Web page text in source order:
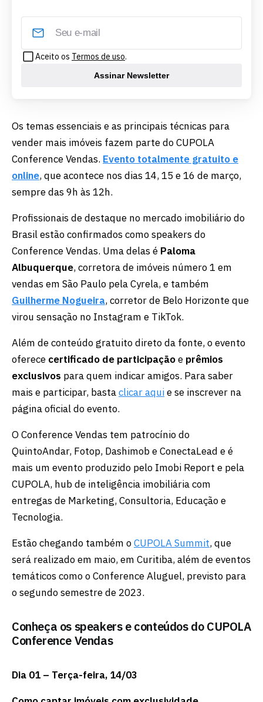
Aceito os Termos de uso.
Assinar Newsletter
Os temas essenciais e as principais técnicas para
vender mais imóveis fazem parte do CUPOLA
Conference Vendas. Evento totalmente gratuito e
online, que acontece nos dias 14, 15 e 16 de março,
sempre das 9h às 12h.
Profissionais de destaque no mercado imobiliário do
Brasil estão confirmados como speakers do
Conference Vendas. Uma delas é Paloma
Albuquerque, corretora de imóveis número 1 em
vendas em São Paulo pela Cyrela, e também
Guilherme Nogueira, corretor de Belo Horizonte que
virou sensação no Instagram e TikTok.
Além de conteúdo gratuito direto da fonte, o evento
oferece certificado de participaçãoe prêmios
exclusivos para quem indicar amigos. Para saber
mais e participar, bastaclicar aquie se inscrever na
página oficial do evento.
O Conference Vendas tem patrocínio do
QuintoAndar, Fotop, Dashimob e ConectaLead e é
mais um evento produzido pelo Imobi Report e pela
CUPOLA, hub de inteligência imobiliária com
entregas de Marketing, Consultoria, Educação e
Tecnologia.
Estão chegando também oCUPOLA Summit, que
será realizado em maio, em Curitiba, além de eventos
temáticos como o Conference Aluguel, previsto para
o segundo semestre de 2023.
Conheça os speakers e conteúdos do CUPOLA
Conference Vendas
Dia 01 – Terça-feira, 14/03